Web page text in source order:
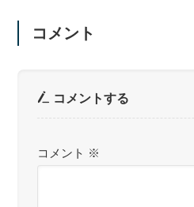
コメント
コメントする
コメント ※